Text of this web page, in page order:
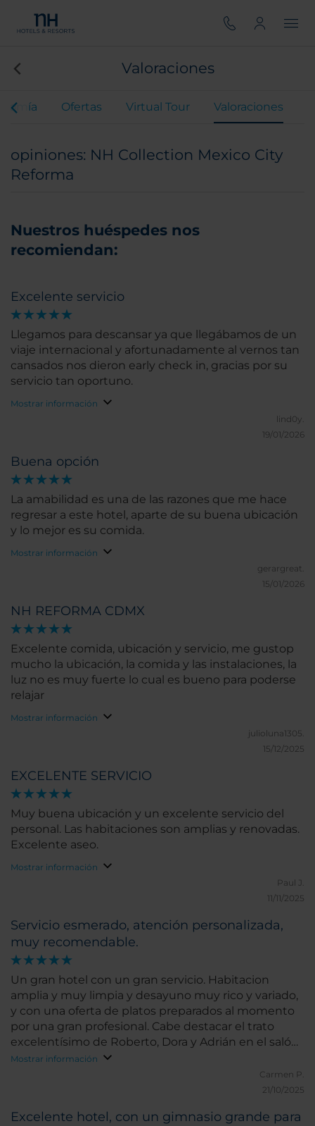
Valoraciones
Ofertas Virtual Tour Valoraciones
opiniones: NH Collection Mexico City
Reforma
Nuestros huéspedes nos
recomiendan:
Excelente hotel, con un gimnasio grande para
Excelente servicio
Llegamos para descansar ya que llegábamos de un
viaje internacional y afortunadamente al vernos tan
cansados nos dieron early check in, gracias por su
servicio tan oportuno.
Mostrar información
lind0y.
19/01/2026
Buena opción
La amabilidad es una de las razones que me hace
regresar a este hotel, aparte de su buena ubicación
y lo mejor es su comida.
Mostrar información
gerargreat.
15/01/2026
NH REFORMA CDMX
Excelente comida, ubicación y servicio, me gustop
mucho la ubicación, la comida y las instalaciones, la
luz no es muy fuerte lo cual es bueno para poderse
relajar
Mostrar información
julioluna1305.
15/12/2025
EXCELENTE SERVICIO
Muy buena ubicación y un excelente servicio del
personal. Las habitaciones son amplias y renovadas.
Excelente aseo.
Mostrar información
Paul J.
11/11/2025
Servicio esmerado, atención personalizada,
muy recomendable.
Un gran hotel con un gran servicio. Habitacion
amplia y muy limpia y desayuno muy rico y variado,
y con una oferta de platos preparados al momento
por una gran profesional. Cabe destacar el trato
excelentísimo de Roberto, Dora y Adrián en el salón
del desayuno. Un ejemplo a seguir. Y en recepción
destaco al sr. Braulio, atento siempre y amabilísimo.
Mostrar información
Carmen P.
21/10/2025